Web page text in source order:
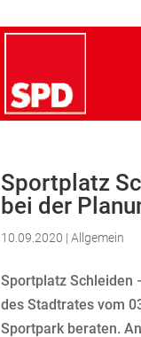
Sportplatz
bei der
10.09.2020 |Allgemein
Sportplatz Schleiden
des Stadtrates vom
Sportpark beraten.